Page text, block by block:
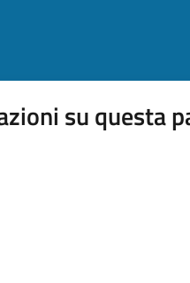
su questa